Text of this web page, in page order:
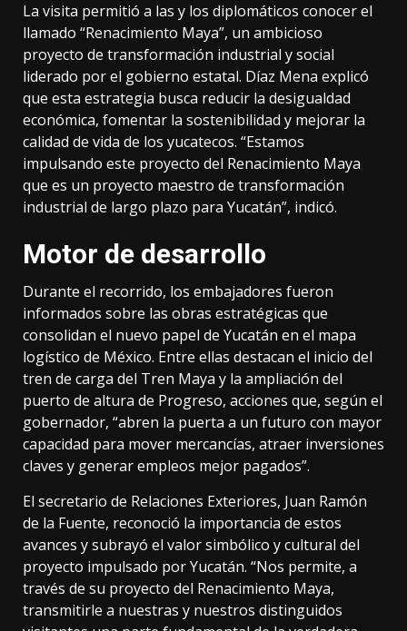
La visita permitió a las y los diplomáticos conocer el
llamado “Renacimiento Maya”, un ambicioso
proyecto de transformación industrial y social
liderado por el gobierno estatal. Díaz Mena explicó
que esta estrategia busca reducir la desigualdad
económica, fomentar la sostenibilidad y mejorar la
calidad de vida de los yucatecos. “Estamos
impulsando este proyecto del Renacimiento Maya
que es un proyecto maestro de transformación
industrial de largo plazo para Yucatán”, indicó.
Motor de desarrollo
Durante el recorrido, los embajadores fueron
informados sobre las obras estratégicas que
consolidan el nuevo papel de Yucatán en el mapa
logístico de México. Entre ellas destacan el inicio del
tren de carga del Tren Maya y la ampliación del
puerto de altura de Progreso, acciones que, según el
gobernador, “abren la puerta a un futuro con mayor
capacidad para mover mercancías, atraer inversiones
claves y generar empleos mejor pagados”.
El secretario de Relaciones Exteriores, Juan Ramón
de la Fuente, reconoció la importancia de estos
avances y subrayó el valor simbólico y cultural del
proyecto impulsado por Yucatán. “Nos permite, a
través de su proyecto del Renacimiento Maya,
transmitirle a nuestras y nuestros distinguidos